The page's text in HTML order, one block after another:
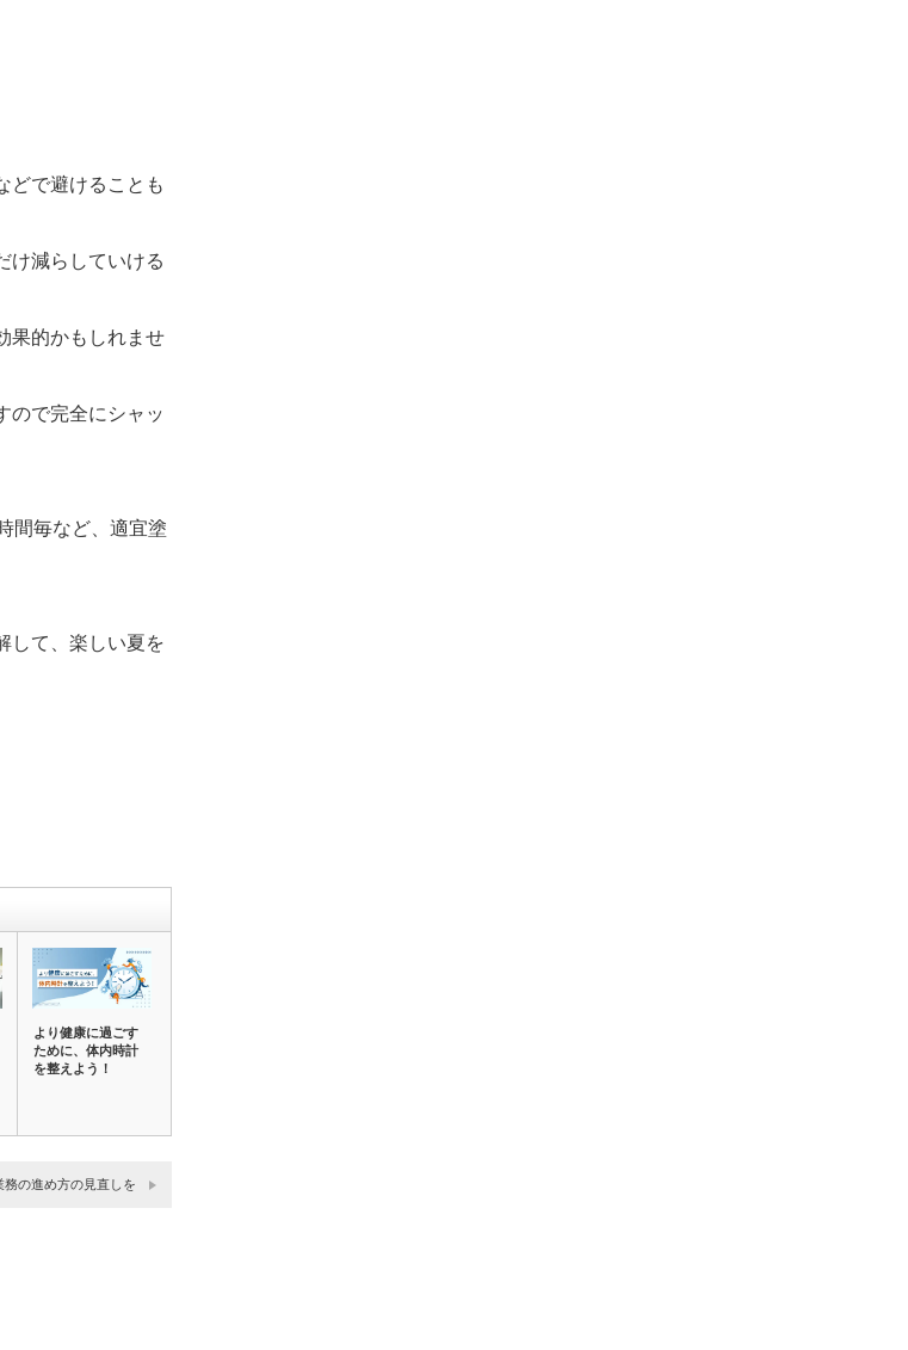
どで避けることも
け減らしていける
果的かもしれませ
ので完全にシャッ
間毎など、適宜塗
して、楽しい夏を
より健康に過ごす
ために、体内時計
を整えよう！
務の進め方の見直しを